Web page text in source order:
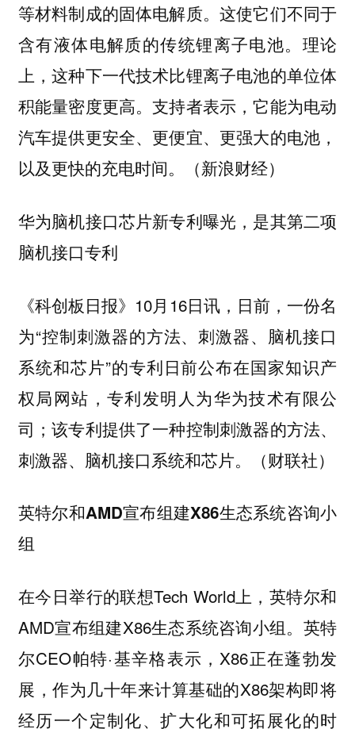
等材料制成的固体电解质。这使它们不同于
含有液体电解质的传统锂离子电池。理论
上，这种下一代技术比锂离子电池的单位体
积能量密度更高。支持者表示，它能为电动
汽车提供更安全、更便宜、更强大的电池，
以及更快的充电时间。（新浪财经）
华为脑机接口芯片新专利曝光，是其第二项
脑机接口专利
《科创板日报》10月16日讯，日前，一份名
为“控制刺激器的方法、刺激器、脑机接口
系统和芯片”的专利日前公布在国家知识产
权局网站，专利发明人为华为技术有限公
司；该专利提供了一种控制刺激器的方法、
刺激器、脑机接口系统和芯片。（财联社）
英特尔和AMD宣布组建X86生态系统咨询小
组
在今日举行的联想Tech World上，英特尔和
AMD宣布组建X86生态系统咨询小组。英特
尔CEO帕特·基辛格表示，X86正在蓬勃发
展，作为几十年来计算基础的X86架构即将
经历一个定制化、扩大化和可拓展化的时